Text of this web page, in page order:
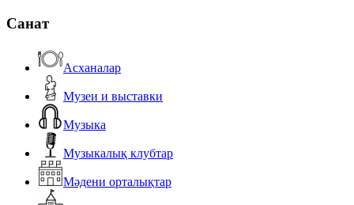
Санат
Асханалар
Музеи и выставки
Музыка
Музыкалық клубтар
Мәдени орталықтар